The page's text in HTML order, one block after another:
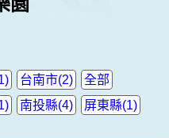
全部
台南市(2)
南投縣(4)
屏東縣(1)